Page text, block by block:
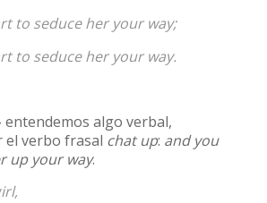
to seduce her your way;
to seduce her your way.
entendemos algo verbal,
el verbo frasal chat up: and you
up your way.